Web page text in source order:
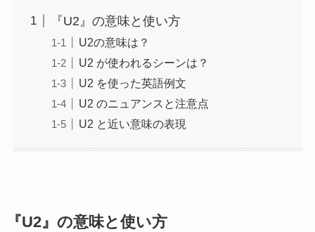
『U2』の意味と使い方
U2の意味は？
U2 が使われるシーンは？
U2 を使った英語例文
U2 のニュアンスと注意点
U2 と近い意味の表現
『U2』の意味と使い方